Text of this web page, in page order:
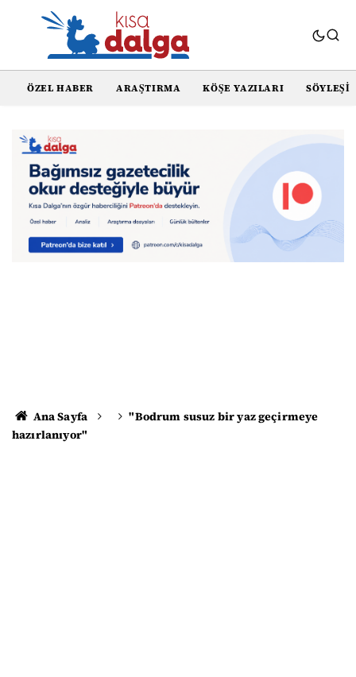
ÖZEL HABER ARAŞTIRMA KÖŞE YAZILARI SÖYLEŞI
Ana Sayfa
"Bodrum susuz bir yaz geçirmeye
hazırlanıyor"